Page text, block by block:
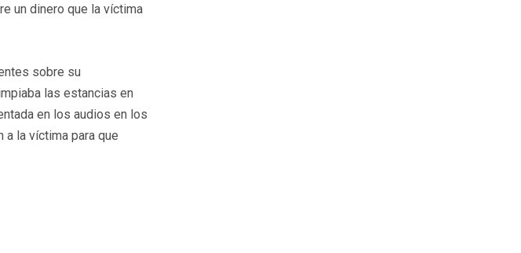
un dinero que la víctima
sobre su
las estancias en
en los audios en los
a la víctima para que